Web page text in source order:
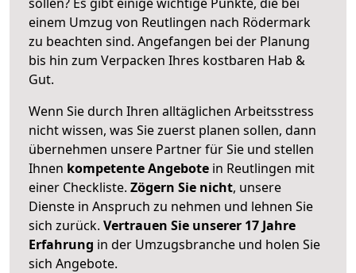
einem Umzug von Reutlingen nach Rödermark
zu beachten sind. Angefangen bei der Planung
bis hin zum Verpacken Ihres kostbaren Hab &
Gut.
Wenn Sie durch Ihren alltäglichen Arbeitsstress
nicht wissen, was Sie zuerst planen sollen, dann
übernehmen unsere Partner für Sie und stellen
Ihnen kompetente Angebote in Reutlingen mit
einer Checkliste. Zögern Sie nicht, unsere
Dienste in Anspruch zu nehmen und lehnen Sie
sich zurück. Vertrauen Sie unserer 17 Jahre
Erfahrung in der Umzugsbranche und holen Sie
sich Angebote.